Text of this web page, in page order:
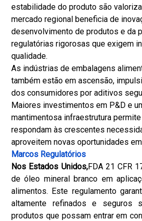
estabilidade do produto são
mercado regional beneficia de
desenvolvimento de produtos e da
regulatórias rigorosas que exigem
qualidade.
As indústrias de embalagens
também estão em ascensão,
dos consumidores por aditivos
Maiores investimentos em P&D e
mantimentosa infraestrutura
respondam às crescentes
aproveitem novas oportunidades
Marcos Regulatórios
Nos Estados Unidos,FDA 21 CFR
de óleo mineral branco em
alimentos. Este regulamento
altamente refinados e seguros
produtos que possam entrar em